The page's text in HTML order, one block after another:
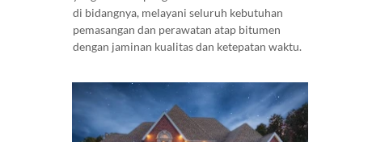
di bidangnya, melayani seluruh kebutuhan
pemasangan dan perawatan atap bitumen
dengan jaminan kualitas dan ketepatan waktu.